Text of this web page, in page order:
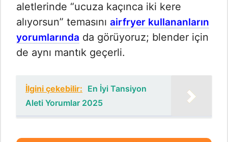
aletlerinde “ucuza kaçınca iki kere
alıyorsun” temasını airfryer kullananların
yorumlarında da görüyoruz; blender için
de aynı mantık geçerli.
İlgini çekebilir: En İyi Tansiyon
Aleti Yorumlar 2025